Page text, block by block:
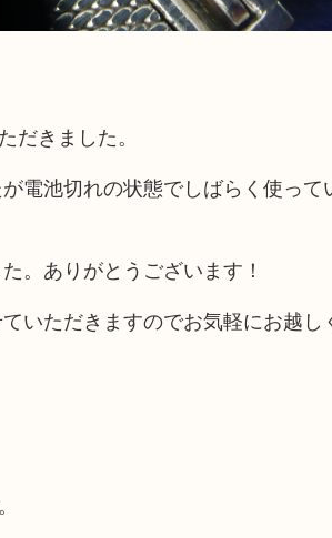
きました。
電池切れの状態でしばらく使っ
。ありがとうございます！
いただきますのでお気軽にお越し